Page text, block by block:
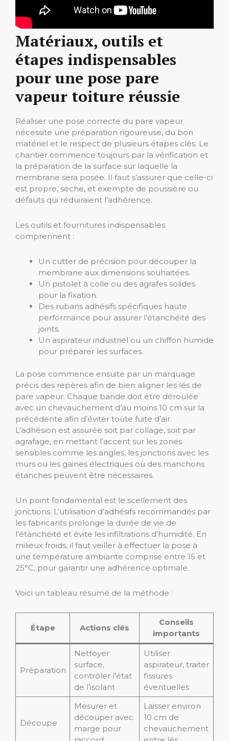
Matériaux, outils et
étapes indispensables
pour une pose pare
vapeur toiture réussie
Réaliser une pose correcte du pare vapeur
nécessite une préparation rigoureuse, du bon
matériel et le respect de plusieurs étapes clés. Le
chantier commence toujours par la vérification et
la préparation de la surface sur laquelle la
membrane sera posée. Il faut s’assurer que celle-ci
est propre, sèche, et exempte de poussière ou
défauts qui réduiraient l’adhérence.
Les outils et fournitures indispensables
comprennent :
Un cutter de précision pour découper la
membrane aux dimensions souhaitées.
Un pistolet à colle ou des agrafes solides
pour la fixation.
Des rubans adhésifs spécifiques haute
performance pour assurer l’étanchéité des
joints.
Un aspirateur industriel ou un chiffon humide
pour préparer les surfaces.
La pose commence ensuite par un marquage
précis des repères afin de bien aligner les lés de
pare vapeur. Chaque bande doit être déroulée
avec un chevauchement d’au moins 10 cm sur la
précédente afin d’éviter toute fuite d’air.
L’adhésion est assurée soit par collage, soit par
agrafage, en mettant l’accent sur les zones
sensibles comme les angles, les jonctions avec les
murs ou les gaines électriques où des manchons
étanches peuvent être nécessaires.
Un point fondamental est le scellement des
jonctions. L’utilisation d’adhésifs recommandés par
les fabricants prolonge la durée de vie de
l’étanchéité et évite les infiltrations d’humidité. En
milieux froids, il faut veiller à effectuer la pose à
une température ambiante comprise entre 15 et
25°C, pour garantir une adhérence optimale.
Voici un tableau résumé de la méthode :
Étape Actions clés
Conseils
importants
Préparation
Nettoyer
surface,
contrôler l’état
de l’isolant
Utiliser
aspirateur, traiter
fissures
éventuelles
Découpe
Mesurer et
découper avec
marge pour
Laisser environ
10 cm de
chevauchement